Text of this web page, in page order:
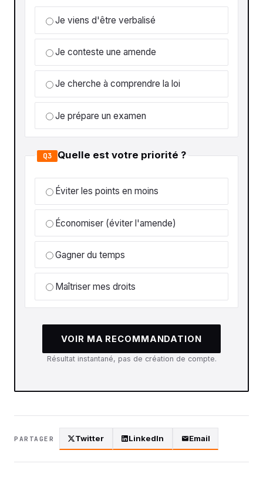
Je viens d'être verbalisé
Je conteste une amende
Je cherche à comprendre la loi
Je prépare un examen
Q3 Quelle est votre priorité ?
Éviter les points en moins
Économiser (éviter l'amende)
Gagner du temps
Maîtriser mes droits
VOIR MA RECOMMANDATION
Résultat instantané, pas de création de compte.
PARTAGER Twitter LinkedIn Email